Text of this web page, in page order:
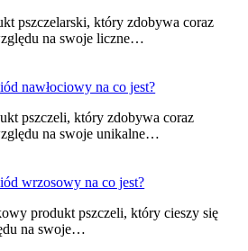
pszczelarski, który zdobywa coraz
na swoje liczne…
nawłociowy na co jest?
pszczeli, który zdobywa coraz
na swoje unikalne…
wrzosowy na co jest?
produkt pszczeli, który cieszy się
na swoje…